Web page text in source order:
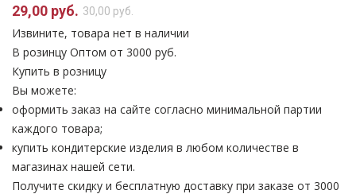
29,00 руб. 30,00 руб.
Извините, товара нет в наличии
В розинцу Оптом от 3000 руб.
Купить в розницу
Вы можете:
оформить заказ на сайте согласно минимальной партии
каждого товара;
купить кондитерские изделия в любом количестве в
магазинах нашей сети.
Получите скидку и бесплатную доставку при заказе от 3000